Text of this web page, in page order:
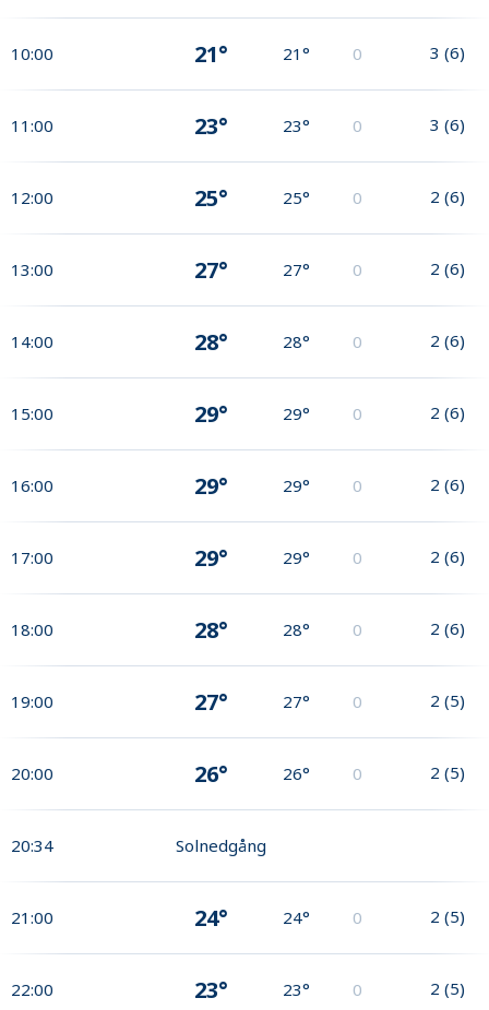
10:00 21° 21° 0 3 (6)
11:00 23° 23° 0 3 (6)
12:00 25° 25° 0 2 (6)
13:00 27° 27° 0 2 (6)
14:00 28° 28° 0 2 (6)
15:00 29° 29° 0 2 (6)
16:00 29° 29° 0 2 (6)
17:00 29° 29° 0 2 (6)
18:00 28° 28° 0 2 (6)
19:00 27° 27° 0 2 (5)
20:00 26° 26° 0 2 (5)
20:34 Solnedgång
21:00 24° 24° 0 2 (5)
22:00 23° 23° 0 2 (5)